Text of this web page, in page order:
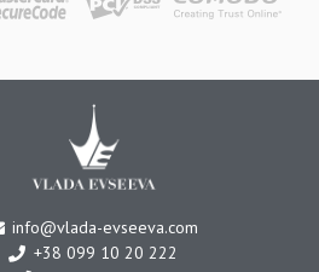
info@vlada-evseeva.com
+38 099 10 20 222